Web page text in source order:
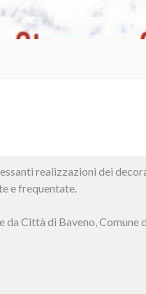
realizzazioni dei
e frequentate.
da Città di Baveno, Comune